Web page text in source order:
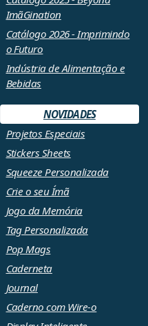
ImãGination
Catálogo 2026 - Imprimindo
o Futuro
Indústria de Alimentação e
Bebidas
NOVIDADES
Projetos Especiais
Stickers Sheets
Squeeze Personalizada
Crie o seu Ímã
Jogo da Memória
Tag Personalizada
Pop Mags
Caderneta
Journal
Caderno com Wire-o